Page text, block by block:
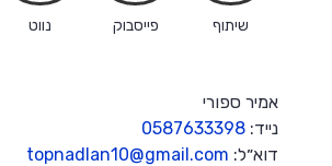
שיתוף פייסבוק נווט
אמיר ספורי
נייד: 0587633398
דוא״ל: topnadlan10@gmail.com